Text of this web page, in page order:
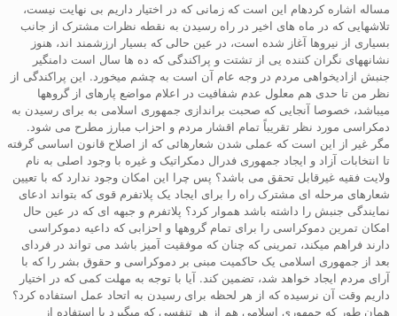
مساله اشاره کردهام این است که زمانی که در اختیار داریم بی نهایت نیست،
تلاشهایی که در ماه های اخیر در راه رسیدن به نقطه نظرات مشترک از جانب
بسیاری از نیروها آغاز شده است، در عین حالی که بسیار ارزشمند اند، هنوز
نشانههای نگران کننده یی از تشتت و پراکندگی که ده ها سال است دامنگیر
جنبش ازادیخواهی مردم در وجه عام آن است به چشم میخورد. این پراکندگی از
نظر من تا حدی هم معلول عدم شفافیت در اعلام مواضع پارهای از گروهها
میباشد، خصوصا آنجایی که صحبت براندازی جمهوری اسلامی به برای رسیدن به
دمکراسی مورد نظر تقریباً تمام اقشار مردم و احزاب مبارز مطرح می شود.
مگر غیر از این است که عملی شدن شعارهائی که از اصلاح قانون اساسی گرفته
تا انتخابات آزاد و ایجاد جمهوری فدرال دمکراتیک و غیره با وجود اصلی به نام
ولایت فقیه غیرقابل تحقق می باشد؟ پس چرا این امکان وجود ندارد که با تعیین
شعارهای مرحله ای مشترک راه را برای ایجاد یک پلاتفرم قوی که بتواند ادعای
نمایندگی جنبش را داشته باشد هموار کرد؟ پلاتفرم و جبهه ای که در عین حال
امکان تمرین دموکراسی را برای تمام گروهها و احزابی که داعیه دموکراسی
دارند فراهم میکند، تمرینی که چنان که موفقیت آمیز باشد می تواند در فردای
بعد از جمهوری اسلامی یک حاکمیت مبنی بر دموکراسی و حقوق بشر را که با
آرای مردم ایجاد خواهد شد، تضمین کند. آیا با توجه به مهلت کمی که در اختیار
داریم وقت آن نرسیده که از هر لحظه برای رسیدن به اتحاد عمل استفاده کرد؟
همان طور که جمهوری اسلامی هم از هر تنفسی که میگیرد با استفاده از